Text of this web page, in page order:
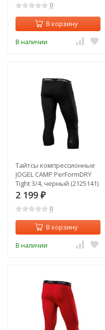
0
В корзину
В наличии
Тайтсы компрессионные
JOGEL CAMP PerFormDRY
Tight 3/4, черный (2125141)
2 199 ₽
0
В корзину
В наличии